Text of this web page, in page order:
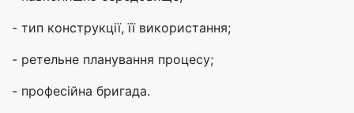
- тип конструкції, її використання;
- ретельне планування процесу;
- професійна бригада.